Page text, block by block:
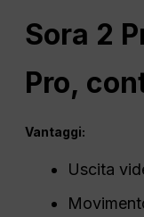
Sora 2
Pro,
Vantaggi:
Uscita